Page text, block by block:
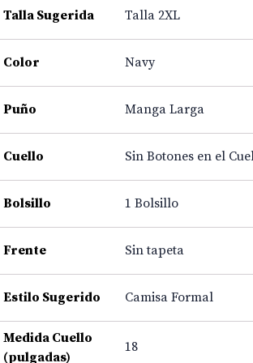
Talla Sugerida Talla 2XL
Color Navy
Puño Manga Larga
Cuello Sin Botones en el
Bolsillo 1 Bolsillo
Frente Sin tapeta
Estilo Sugerido Camisa Formal
Medida Cuello
(pulgadas)
18